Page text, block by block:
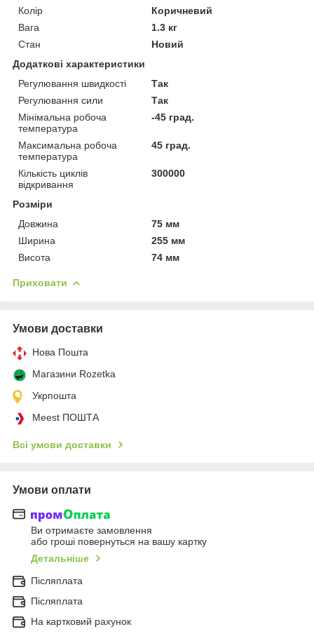
Колір
Коричневий
Вага
1.3 кг
Стан
Новий
Додаткові характеристики
Регулювання швидкості
Так
Регулювання сили
Так
Мінімальна робоча
температура
-45 град.
Максимальна робоча
температура
45 град.
Кількість циклів
відкривання
300000
Розміри
Довжина
75 мм
Ширина
255 мм
Висота
74 мм
Приховати
Умови доставки
Нова Пошта
Магазини Rozetka
Укрпошта
Meest ПОШТА
Всі умови доставки
Умови оплати
Ви отримаєте замовлення
або гроші повернуться на вашу картку
Детальніше
Післяплата
Післяплата
На картковий рахунок